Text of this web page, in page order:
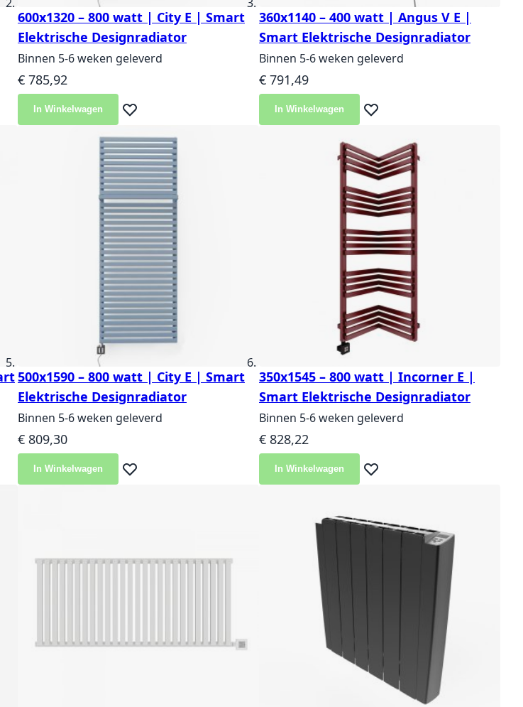
600x1320 – 800 watt | City E | Smart
Elektrische Designradiator
Binnen 5-6 weken geleverd
€ 785,92
In Winkelwagen Voeg toe aan verlanglijst
360x1140 – 400 watt | Angus V E |
Smart Elektrische Designradiator
Binnen 5-6 weken geleverd
€ 791,49
In Winkelwagen Voeg toe aan verlanglijst
500x1590 – 800 watt | City E | Smart
Elektrische Designradiator
Binnen 5-6 weken geleverd
€ 809,30
In Winkelwagen Voeg toe aan verlanglijst
350x1545 – 800 watt | Incorner E |
Smart Elektrische Designradiator
Binnen 5-6 weken geleverd
€ 828,22
In Winkelwagen Voeg toe aan verlanglijst